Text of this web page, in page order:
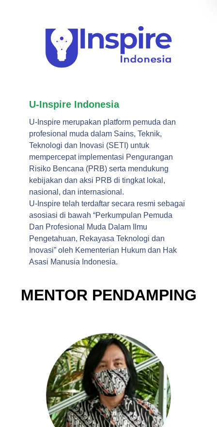
U-Inspire Indonesia
U-Inspire merupakan platform pemuda dan
profesional muda dalam Sains, Teknik,
Teknologi dan Inovasi (SETI) untuk
mempercepat implementasi Pengurangan
Risiko Bencana (PRB) serta mendukung
kebijakan dan aksi PRB di tingkat lokal,
nasional, dan internasional.
U-Inspire telah terdaftar secara resmi sebagai
asosiasi di bawah “Perkumpulan Pemuda
Dan Profesional Muda Dalam Ilmu
Pengetahuan, Rekayasa Teknologi dan
Inovasi” oleh Kementerian Hukum dan Hak
Asasi Manusia Indonesia.
MENTOR PENDAMPING